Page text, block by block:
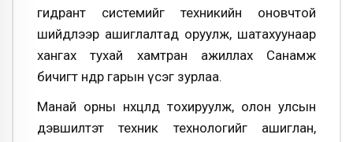
гидрант системийг техникийн оновчтой
шийдлээр ашиглалтад оруулж, шатахуунаар
хангах тухай хамтран ажиллах Санамж
бичигт өнөөдөр гарын үсэг зурлаа.
Манай орны нөхцөлд тохируулж, олон улсын
дэвшилтэт техник технологийг ашиглан,